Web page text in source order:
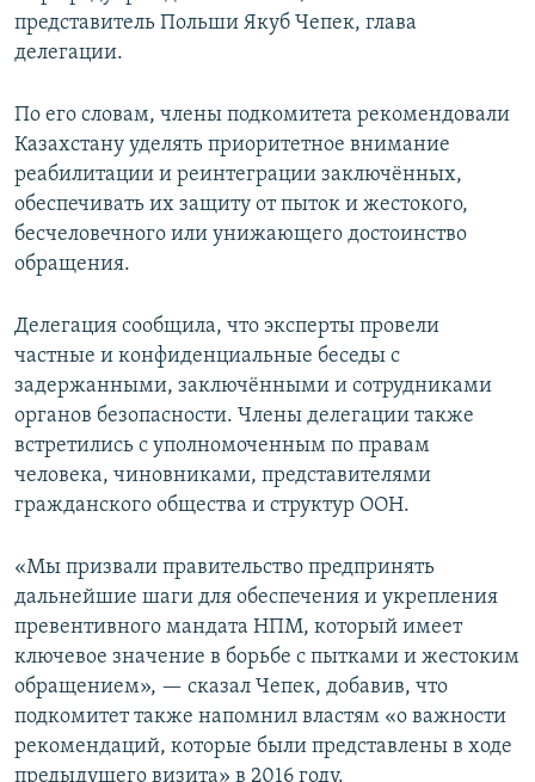
представитель Польши Якуб Чепек, глава
делегации.
По его словам, члены подкомитета рекомендовали
Казахстану уделять приоритетное внимание
реабилитации и реинтеграции заключённых,
обеспечивать их защиту от пыток и жестокого,
бесчеловечного или унижающего достоинство
обращения.
Делегация сообщила, что эксперты провели
частные и конфиденциальные беседы с
задержанными, заключёнными и сотрудниками
органов безопасности. Члены делегации также
встретились с уполномоченным по правам
человека, чиновниками, представителями
гражданского общества и структур ООН.
«Мы призвали правительство предпринять
дальнейшие шаги для обеспечения и укрепления
превентивного мандата НПМ, который имеет
ключевое значение в борьбе с пытками и жестоким
обращением», — сказал Чепек, добавив, что
подкомитет также напомнил властям «о важности
рекомендаций, которые были представлены в ходе
предыдущего визита» в 2016 году.